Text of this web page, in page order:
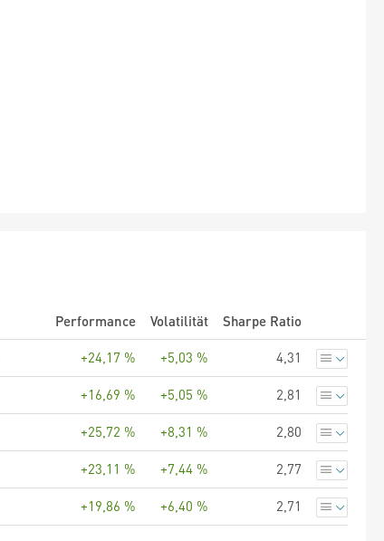
Performance Volatilität
Sharpe Ratio
+24,17 % +5,03 % 4,31
+16,69 % +5,05 % 2,81
+25,72 % +8,31 % 2,80
+23,11 % +7,44 % 2,77
+19,86 % +6,40 % 2,71